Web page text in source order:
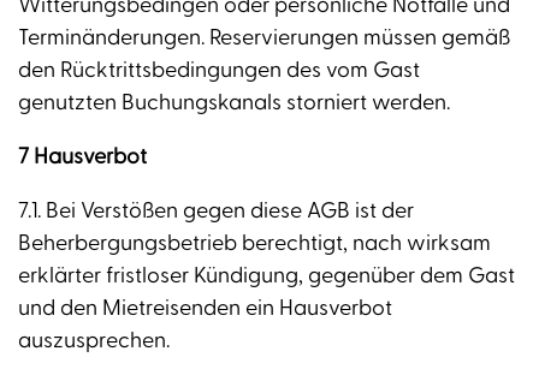
Witterungsbedingen oder persönliche Notfälle und
Terminänderungen. Reservierungen müssen gemäß
den Rücktrittsbedingungen des vom Gast
genutzten Buchungskanals storniert werden.
7 Hausverbot
7.1. Bei Verstößen gegen diese AGB ist der
Beherbergungsbetrieb berechtigt, nach wirksam
erklärter fristloser Kündigung, gegenüber dem Gast
und den Mietreisenden ein Hausverbot
auszusprechen.